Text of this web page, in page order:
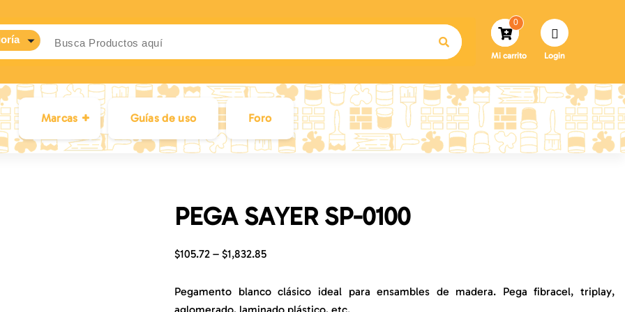
0
Mi carrito Login
Marcas Guías de uso Foro
PEGA SAYER SP-0100
$105.72 –$1,832.85
Pegamento blanco clásico ideal para ensambles de madera. Pega fibracel, triplay,